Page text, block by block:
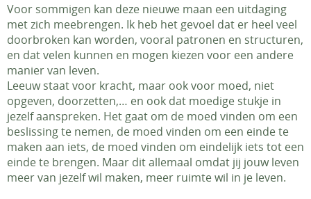
Voor sommigen kan deze nieuwe maan een uitdaging
met zich meebrengen. Ik heb het gevoel dat er heel veel
doorbroken kan worden, vooral patronen en structuren,
en dat velen kunnen en mogen kiezen voor een andere
manier van leven.
Leeuw staat voor kracht, maar ook voor moed, niet
opgeven, doorzetten,… en ook dat moedige stukje in
jezelf aanspreken. Het gaat om de moed vinden om een
beslissing te nemen, de moed vinden om een einde te
maken aan iets, de moed vinden om eindelijk iets tot een
einde te brengen. Maar dit allemaal omdat jij jouw leven
meer van jezelf wil maken, meer ruimte wil in je leven.